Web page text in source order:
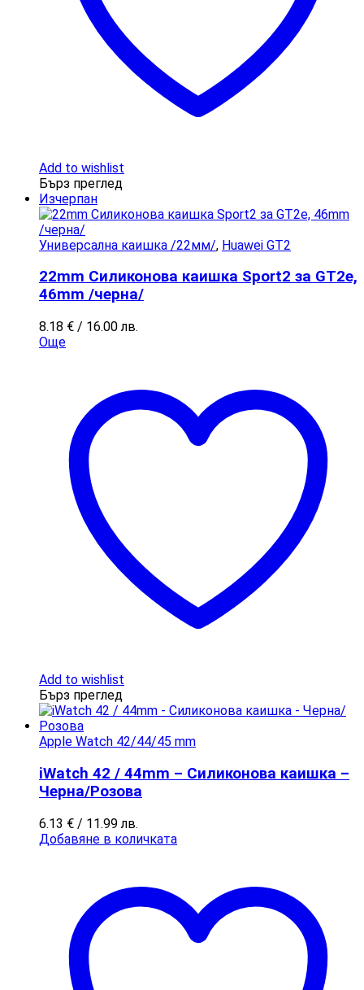
Add to wishlist
Бърз преглед
Изчерпан
Универсална каишка /22мм/, Huawei GT2
22mm Силиконова каишка Sport2 за GT2e,
46mm /черна/
8.18 € / 16.00 лв.
Още
Add to wishlist
Бърз преглед
Apple Watch​​ 42/44/45 mm
iWatch 42 / 44mm – Силиконова каишка –
Черна/Розова
6.13 € / 11.99 лв.
Добавяне в количката